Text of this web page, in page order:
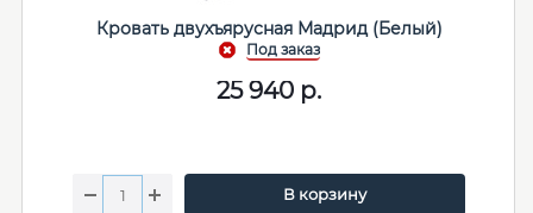
Кровать двухъярусная Мадрид (Белый)
25 940 р.
В корзину